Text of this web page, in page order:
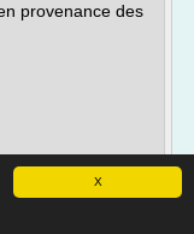
X
provenance des
recyclage d